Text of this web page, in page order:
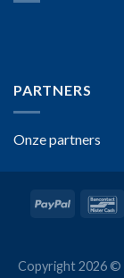
PARTNERS
Onze partners
Copyright 2026 ©